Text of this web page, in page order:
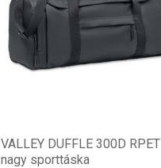
VALLEY DUFFLE 300D RPET
nagy sporttáska